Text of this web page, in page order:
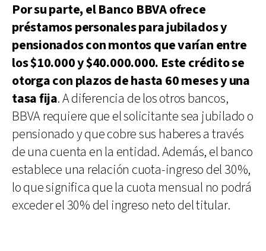
Por su parte, el Banco BBVA ofrece
préstamos personales para jubilados y
pensionados con montos que varían entre
los $10.000 y $40.000.000. Este crédito se
otorga con plazos de hasta 60 meses y una
tasa fija. A diferencia de los otros bancos,
BBVA requiere que el solicitante sea jubilado o
pensionado y que cobre sus haberes a través
de una cuenta en la entidad. Además, el banco
establece una relación cuota-ingreso del 30%,
lo que significa que la cuota mensual no podrá
exceder el 30% del ingreso neto del titular.